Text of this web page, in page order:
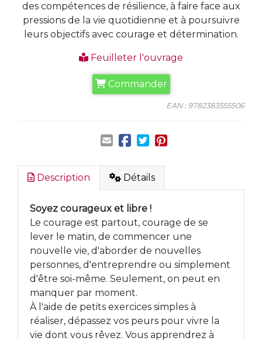
des compétences de résilience, à faire face aux
pressions de la vie quotidienne et à poursuivre
leurs objectifs avec courage et détermination.
Feuilleter l'ouvrage
Commander
EAN : 9782383555506
Description Détails
Soyez courageux et libre !
Le courage est partout, courage de se
lever le matin, de commencer une
nouvelle vie, d'aborder de nouvelles
personnes, d'entreprendre ou simplement
d'être soi-même. Seulement, on peut en
manquer par moment.
À l'aide de petits exercices simples à
réaliser, dépassez vos peurs pour vivre la
vie dont vous rêvez. Vous apprendrez à